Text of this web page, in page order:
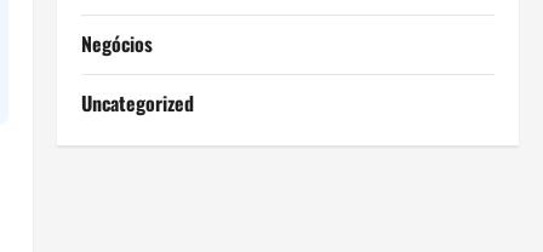
Negócios
Uncategorized